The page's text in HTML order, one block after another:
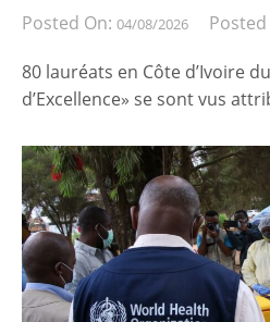
Posted On: 04/08/2026 Posted
80 lauréats en Côte d’Ivoire
d’Excellence» se sont vus